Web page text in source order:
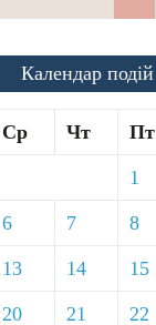
Календар подій
Ср Чт Пт
1
6 7 8
13 14 15
20 21 22